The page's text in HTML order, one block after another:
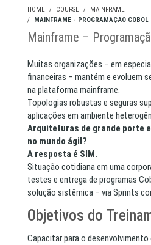
HOME COURSE
MAINFRAME
MAINFRAME - PROGRAMAÇÃO COBOL
Mainframe –
Muitas organizações – em
financeiras – mantém e evoluem
na plataforma mainframe.
Topologias robustas e seguras
aplicações em ambiente
Arquiteturas de grande porte
no mundo ágil?
A resposta é SIM.
Situação cotidiana em uma
testes e entrega de programas
solução sistêmica – via Sprints
Objetivos do
Capacitar para o desenvolvimento